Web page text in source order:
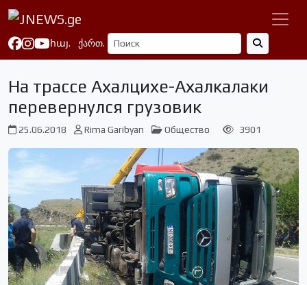
հայ. ქართ.
На трассе Ахалцихе-Ахалкалаки
перевернулся грузовик
25.06.2018 Rima Garibyan Общество 3901